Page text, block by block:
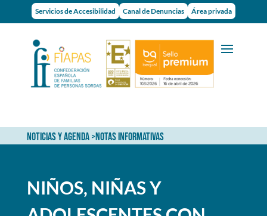
Servicios de Accesibilidad Canal de Denuncias Área privada
NOTICIAS Y AGENDA>NOTAS INFORMATIVAS
NIÑOS, NIÑAS Y